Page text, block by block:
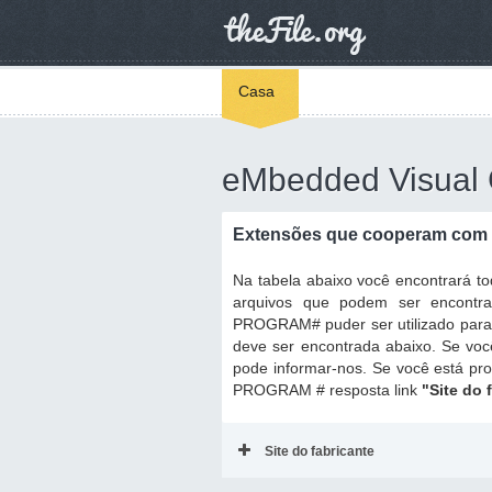
Casa
eMbedded Visual
Extensões que cooperam
Na tabela abaixo você encontrará
arquivos que podem ser
PROGRAM# puder ser utilizado
deve ser encontrada abaixo. Se
pode informar-nos. Se você está
PROGRAM # resposta link "Site do
Site do fabricante